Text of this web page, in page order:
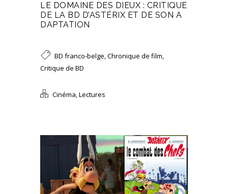
LE DOMAINE DES DIEUX : CRITIQUE
DE LA BD D’ASTÉRIX ET DE SON A
DAPTATION
BD franco-belge,Chronique de film,
Critique de BD
Cinéma,Lectures